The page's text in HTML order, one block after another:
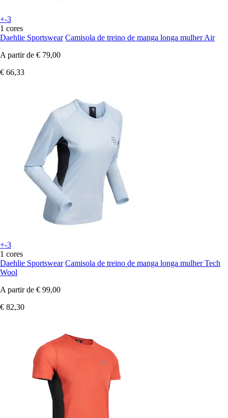
+-3
1 cores
Daehlie Sportswear Camisola de treino de manga longa mulher Air
A partir de € 79,00
€ 66,33
+-3
1 cores
Daehlie Sportswear Camisola de treino de manga longa mulher Tech
Wool
A partir de € 99,00
€ 82,30